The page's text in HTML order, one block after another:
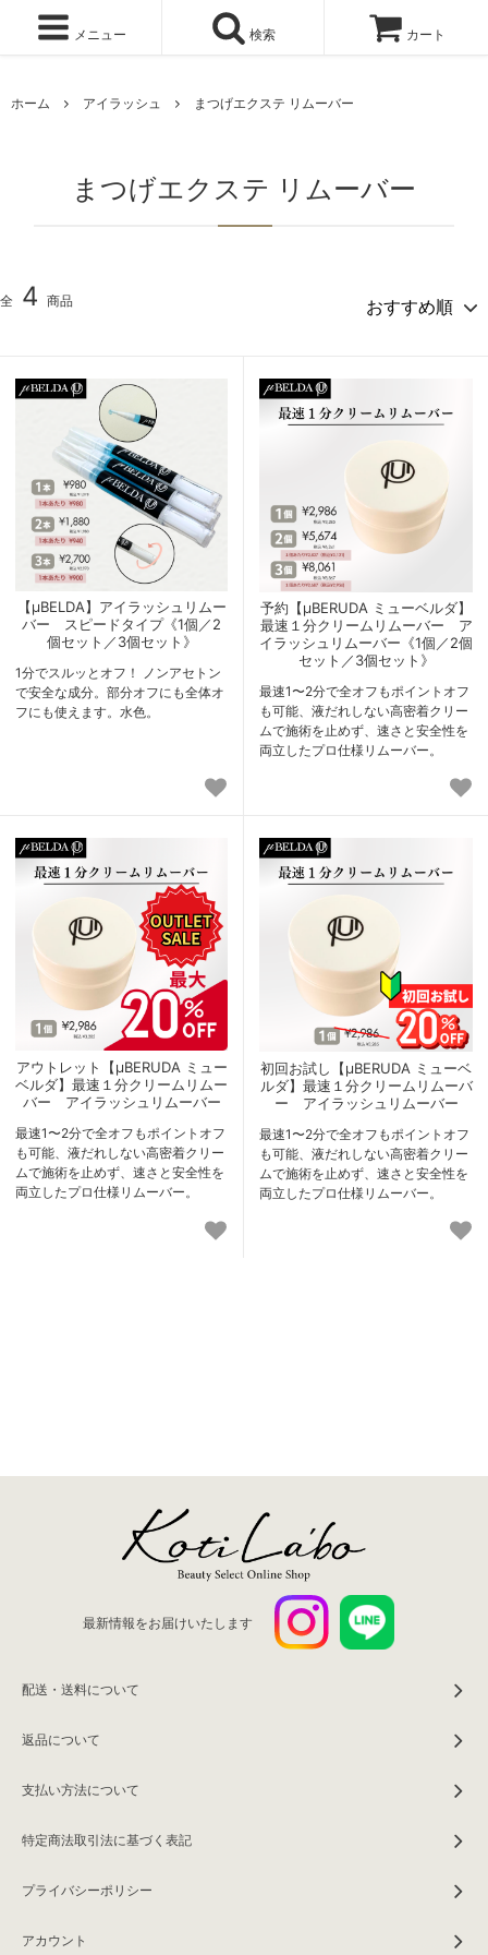
メニュー 検索 カート
ホーム アイラッシュ まつげエクステ リムーバー
まつげエクステ リムーバー
全 4 商品
【μBELDA】アイラッシュリムー
バー スピードタイプ《1個／2
個セット／3個セット》
1分でスルッとオフ！ ノンアセトン
で安全な成分。部分オフにも全体オ
フにも使えます。水色。
予約【μBERUDA ミューベルダ】
最速１分クリームリムーバー ア
イラッシュリムーバー《1個／2個
セット／3個セット》
最速1〜2分で全オフもポイントオフ
も可能、液だれしない高密着クリー
ムで施術を止めず、速さと安全性を
両立したプロ仕様リムーバー。
アウトレット【μBERUDA ミュー
ベルダ】最速１分クリームリムー
バー アイラッシュリムーバー
最速1〜2分で全オフもポイントオフ
も可能、液だれしない高密着クリー
ムで施術を止めず、速さと安全性を
両立したプロ仕様リムーバー。
初回お試し【μBERUDA ミューベ
ルダ】最速１分クリームリムーバ
ー アイラッシュリムーバー
最速1〜2分で全オフもポイントオフ
も可能、液だれしない高密着クリー
ムで施術を止めず、速さと安全性を
両立したプロ仕様リムーバー。
最新情報をお届けいたします
配送・送料について
返品について
支払い方法について
特定商法取引法に基づく表記
プライバシーポリシー
アカウント